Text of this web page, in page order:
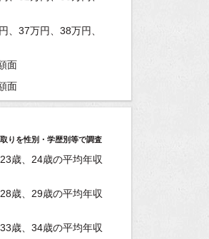
、37万円、38万円、
面
面
りを性別・学歴別等で調査
歳、24歳の平均年収
歳、29歳の平均年収
歳、34歳の平均年収